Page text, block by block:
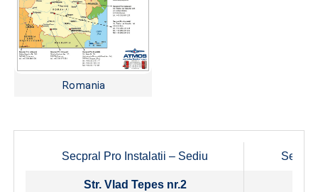
Romania
Secpral Pro Instalatii – Sediu
Str. Vlad Tepes nr.2